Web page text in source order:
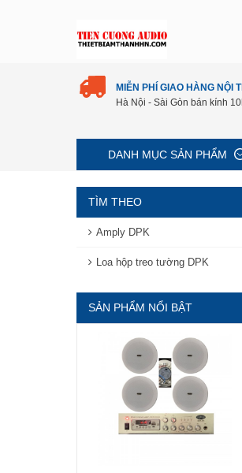
MIỄN PHÍ GIAO HÀNG NỘI
Hà Nội - Sài Gòn bán kính
DANH MỤC SẢN PHẨM
TÌM THEO
Amply DPK
Loa hộp treo tường DPK
SẢN PHẨM NỔI BẬT